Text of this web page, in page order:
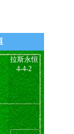
拉斯永恒
4-4-2